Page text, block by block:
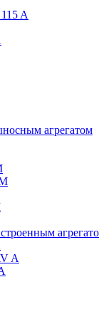
A
агрегатом
A